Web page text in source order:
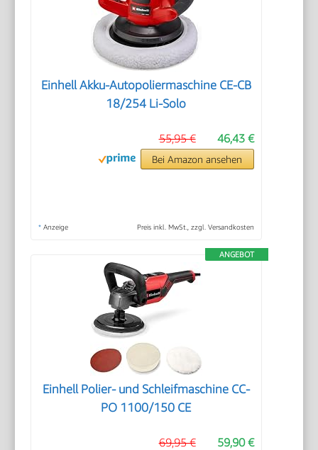
Einhell Akku-Autopoliermaschine CE-CB
18/254 Li-Solo
46,43 €
55,95 €
Bei Amazon ansehen
* Anzeige Preis inkl. MwSt., zzgl. Versandkosten
ANGEBOT
Einhell Polier- und Schleifmaschine CC-
PO 1100/150 CE
59,90 €
69,95 €